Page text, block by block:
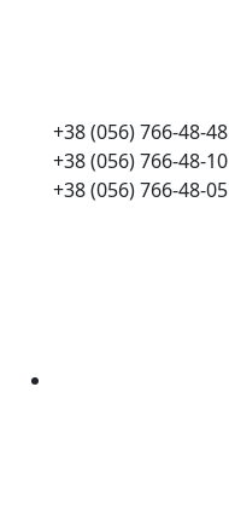
+38 (056) 766-48-48
+38 (056) 766-48-10
+38 (056) 766-48-05